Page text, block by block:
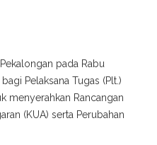
pada Rabu
Pelaksana Tugas (Plt.)
menyerahkan Rancangan
(KUA) serta Perubahan